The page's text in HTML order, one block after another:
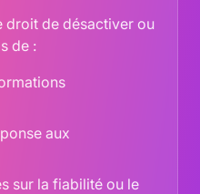
droit de désactiver ou
de :
aux
sur la fiabilité ou le